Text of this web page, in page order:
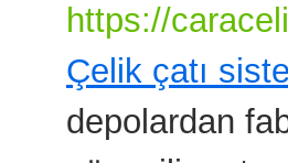
https://
Çelik çatı
depolardan